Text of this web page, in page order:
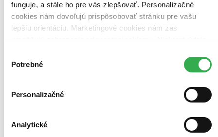
funguje, a stále ho pre vás zlepšovať. Personalizačné
cookies nám dovoľujú prispôsobovať stránku pre vašu
lepšiu orientáciu. Marketingové cookies nám zas
keby sme mohli používať všetky tieto cookies. Ďakujeme!
súhlasu
Potrebné
Personalizačné
Analytické